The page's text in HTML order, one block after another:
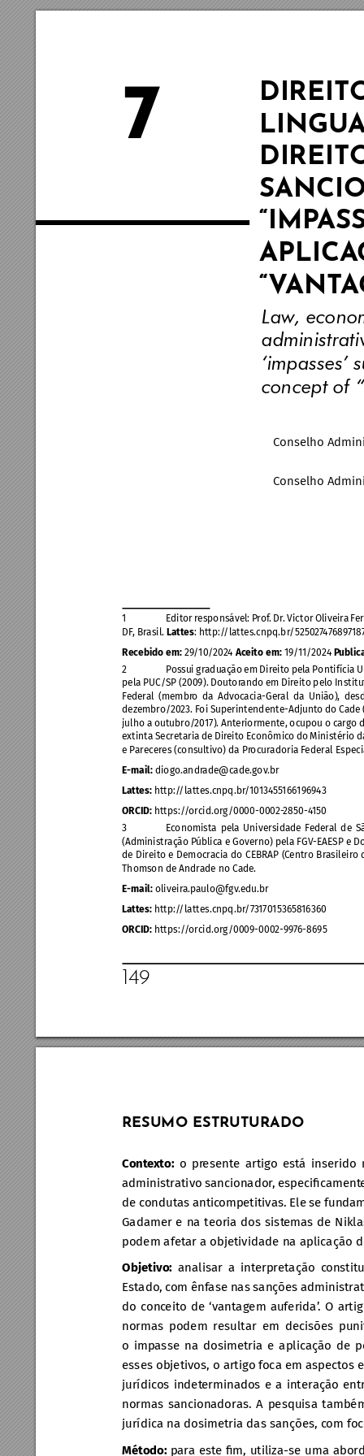
149
DIREIT
LINGU
DIREIT
“IMP
APLICA
“VANTA
Law,
concept of
Conselho
Conselho
1 Editor responsável: Prof. Dr. Victor Oliveira F
DF, Brasil. Lattes: http://lattes.cnpq.br/525027476897
Recebido em: 29/10/2024 Aceito em: 19/11/2024 P
2
Possui graduação em Direito pela Pontifícia
pela PUC/SP (2009). Doutorando em Direito pelo
Federal (membro da Advocacia-Geral da União),
dezembro/2023. Foi Superintendente-Adjunto do Cade
julho a outubro/2017). Anteriormente, ocupou o cargo
extinta Secretaria de Direito Econômico do Ministério
e Pareceres (consultivo) da Procuradoria Federal
E-mail: diogo.andrade@cade.gov.br
Lattes: http://lattes.cnpq.br/1013455166196943
ORCID: https://orcid.org/0000-0002-2850-4150
3
Economista pela Universidade Federal de
(Administração Pública e Governo) pela FGV-EAESP e
de Direito e Democracia do CEBRAP (Centro Brasileiro
Thomson de Andrade no Cade.
E-mail: oliveira.paulo@fgv.edu.br
Lattes: http://lattes.cnpq.br/7317015365816360
ORCID: https://orcid.org/0009-0002-9976-8695
7
RESUMO ESTRUTURADO
Contexto: o presente artigo está inserido
administrativo sancionador, especiﬁcament
de condutas anticompetitivas. Ele se
Gadamer e na teoria dos sistemas de
podem afetar a objetividade na aplicação
Objetivo: analisar a interpretação c
Estado, com ênfase nas sanções
do conceito de ‘vantagem auferida’. O
normas podem resultar em decisões
o impasse na dosimetria e aplicação de
esses objetivos, o artigo foca em aspectos
jurídicos indeterminados e a interação
normas sancionadoras. A pesquisa
jurídica na dosimetria das sanções, com
Método: para este ﬁm, utiliza-se uma